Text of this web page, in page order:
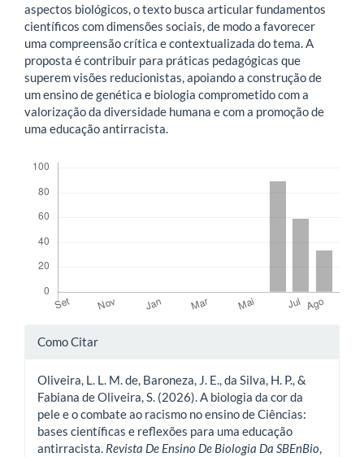
aspectos biológicos, o texto busca articular fundamentos
científicos com dimensões sociais, de modo a favorecer
uma compreensão crítica e contextualizada do tema. A
proposta é contribuir para práticas pedagógicas que
superem visões reducionistas, apoiando a construção de
um ensino de genética e biologia comprometido com a
valorização da diversidade humana e com a promoção de
uma educação antirracista.
Detalhes
artigo
Como Citar
Oliveira, L. L. M. de, Baroneza, J. E., da Silva, H. P., &
Fabiana de Oliveira, S. (2026). A biologia da cor da
pele e o combate ao racismo no ensino de Ciências:
bases científicas e reflexões para uma educação
antirracista. Revista De Ensino De Biologia Da SBEnBio,